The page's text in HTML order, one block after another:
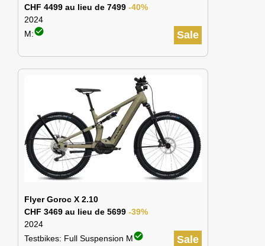
CHF 4499 au lieu de 7499 -40%
2024
Sale
M:check_circle
Flyer Goroc X 2.10
CHF 3469 au lieu de 5699 -39%
2024
Sale
Testbikes: Full Suspension Mcheck_circle